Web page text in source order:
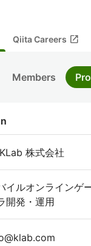
Qiita Careers open_in_new
Members
KLab 株式会社
イルオンラインゲ
開発・運用